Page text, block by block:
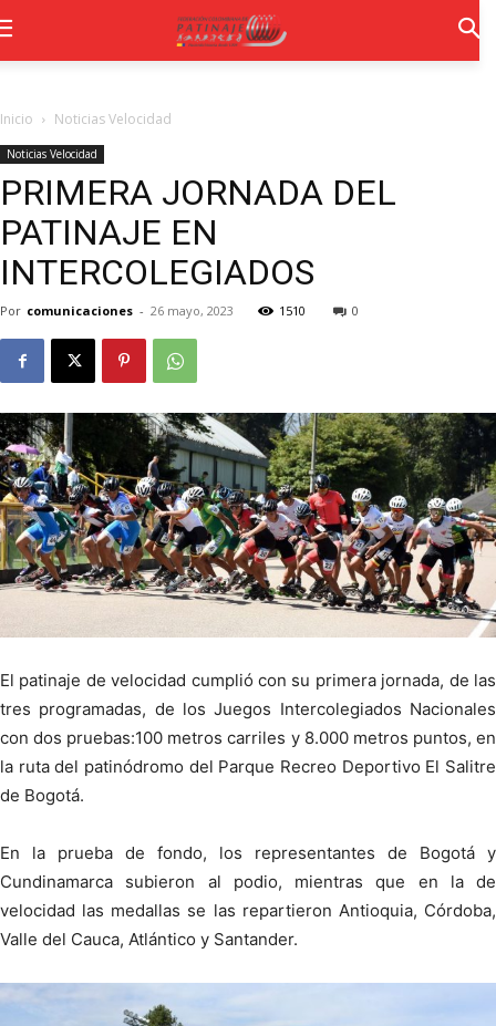
Inicio Noticias Velocidad
Noticias Velocidad
PRIMERA JORNADA DEL
PATINAJE EN
INTERCOLEGIADOS
Por comunicaciones - 26 mayo, 2023 1510 0
El patinaje de velocidad cumplió con su primera jornada, de las
tres programadas, de los Juegos Intercolegiados Nacionales
con dos pruebas:100 metros carriles y 8.000 metros puntos, en
la ruta del patinódromo del Parque Recreo Deportivo El Salitre
de Bogotá.
En la prueba de fondo, los representantes de Bogotá y
Cundinamarca subieron al podio, mientras que en la de
velocidad las medallas se las repartieron Antioquia, Córdoba,
Valle del Cauca, Atlántico y Santander.